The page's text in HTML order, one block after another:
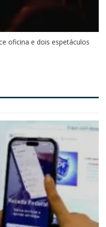
oficina e dois espetáculos